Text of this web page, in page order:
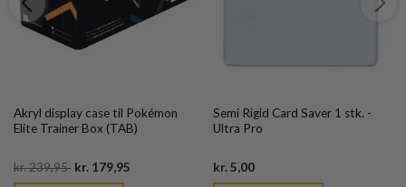
Akryl display case til Pokémon
Elite Trainer Box (TAB)
kr.239,95 Original
kr. 179,95
Semi Rigid Card Saver 1 stk. -
Ultra Pro
kr.5,00Current